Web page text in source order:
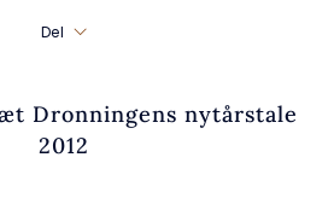
Del
Dronningens nytårstale
2012